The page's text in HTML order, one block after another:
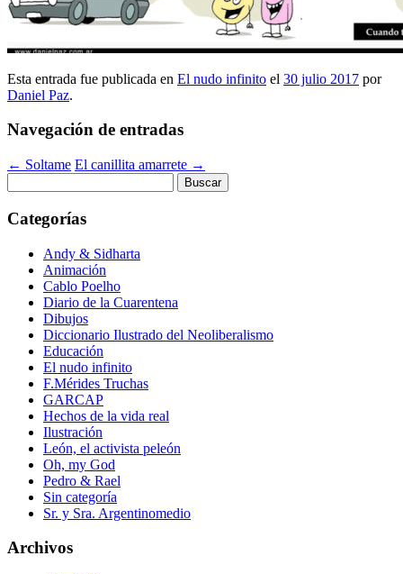
Esta entrada fue publicada en El nudo infinito el 30 julio 2017 por
Daniel Paz.
Navegación de entradas
← Soltame El canillita amarrete →
Categorías
Andy & Sidharta
Animación
Cablo Poelho
Diario de la Cuarentena
Dibujos
Diccionario Ilustrado del Neoliberalismo
Educación
El nudo infinito
F.Mérides Truchas
GARCAP
Hechos de la vida real
Ilustración
León, el activista peleón
Oh, my God
Pedro & Rael
Sin categoría
Sr. y Sra. Argentinomedio
Archivos